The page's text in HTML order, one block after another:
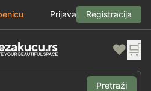
Prijava Registracija
❤️ 🛒
Pretraži